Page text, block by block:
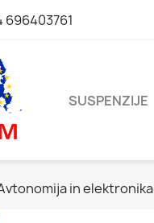
696403761
SUSPENZIJE
in elektronika